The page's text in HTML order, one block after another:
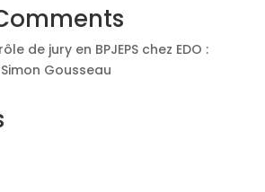
de jury en BPJEPS chez EDO :
Gousseau